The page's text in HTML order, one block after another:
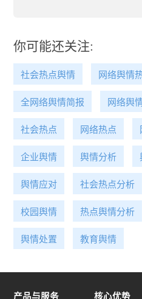
和执行的透明度是建立公
部门应及时公开重要信息
程和实施效果，以减少不
间，增强公众对相关部门
险评估和应对工作：在改
应进行全面的风险评估，
制定相应的应对措施，完
网络舆论的监控和引导工
具有重要影响。相关部门
控，及时发现并引导负面
酵。同时，应鼓励网络媒
同维护良好的网络生态环
关注：国际舆论对中国政
动向具有影响力。相关部
最新动态。​6. 对敏感话题
你可能还关注:
社会热点舆情 网络舆情
全网络舆情简报 网络舆
社会热点 网络热点
企业舆情 舆情分析
舆情应对 社会热点分析
校园舆情 热点舆情分析
舆情处置 教育舆情
产品与服务 核心优势